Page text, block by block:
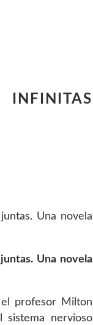
Una novela
Una novela
el profesor Milton
nervioso